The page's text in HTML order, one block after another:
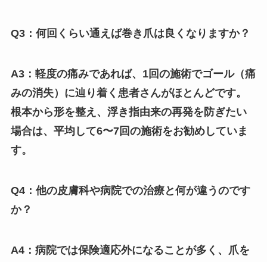
Q3：何回くらい通えば巻き爪は良くなりますか？
A3：軽度の痛みであれば、1回の施術でゴール（痛
みの消失）に辿り着く患者さんがほとんどです。
根本から形を整え、浮き指由来の再発を防ぎたい
場合は、平均して6〜7回の施術をお勧めしていま
す。
Q4：他の皮膚科や病院での治療と何が違うのです
か？
A4：病院では保険適応外になることが多く、爪を